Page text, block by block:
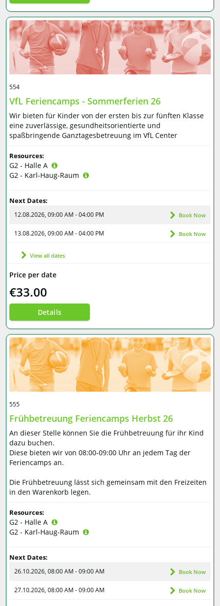
554
VfL Feriencamps - Sommerferien 26
Wir bieten für Kinder von der ersten bis zur fünften Klasse
eine zuverlässige, gesundheitsorientierte und
spaßbringende Ganztagesbetreuung im VfL Center
Resources:
G2 - Halle A
G2 - Karl-Haug-Raum
Next Dates:
12.08.2026, 09:00 AM - 04:00 PM
Book Now
13.08.2026, 09:00 AM - 04:00 PM Book Now
View all dates
Price per date
€33.00
Details
555
Frühbetreuung Feriencamps Herbst 26
An dieser Stelle können Sie die Frühbetreuung für ihr Kind
dazu buchen.
Diese bieten wir von 08:00-09:00 Uhr an jedem Tag der
Feriencamps an.
Die Frühbetreuung lässt sich gemeinsam mit den Freizeiten
in den Warenkorb legen.
Resources:
G2 - Halle A
G2 - Karl-Haug-Raum
Next Dates:
26.10.2026, 08:00 AM - 09:00 AM
Book Now
27.10.2026, 08:00 AM - 09:00 AM Book Now